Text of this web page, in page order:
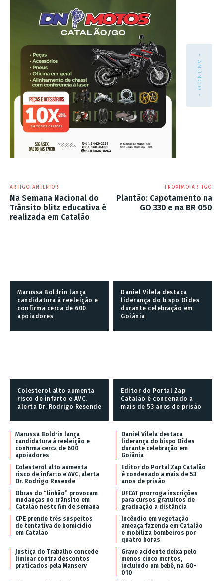
- ANÚNCIO -
ARTIGO ANTERIOR
Na Semana Nacional do
Trânsito blitz educativa é
realizada em Catalão
PRÓXIMO ARTIGO
Plantão: Capotamento na
GO 330 e na BR 050
Marussa Boldrin lança
candidatura à reeleição e
confirma cerca de 600
apoiadores
Daniel Vilela destaca
liderança do bispo Oídes
durante celebração em
Goiânia
Colesterol alto aumenta
risco de infarto e AVC,
alerta Dr. Rodrigo Resende
Editor do Portal Zap
Catalão é condenado a
mais de 53 anos de prisão
Marussa Boldrin lança
candidatura à reeleição e
confirma cerca de 600
apoiadores
Daniel Vilela destaca
liderança do bispo Oídes
durante celebração em
Goiânia
Colesterol alto aumenta
risco de infarto e AVC, alerta
Dr. Rodrigo Resende
Editor do Portal Zap Catalão
é condenado a mais de 53
anos de prisão
Obras do “linhão” provocam
mudanças no trânsito em
Catalão neste fim de semana
UFCAT prorroga inscrições
para cursos gratuitos de
graduação a distância
CPE prende três suspeitos
de tentativa de homicídio
em Catalão
Incêndio em vegetação
ameaça fazenda em Catalão
e mobiliza bombeiros por
quatro horas
Justiça do Trabalho concede
liminar contra descontos
praticados pela Manserv
Grave acidente deixa pelo
menos cinco mortos,
incluindo um bebê, na GO-
010